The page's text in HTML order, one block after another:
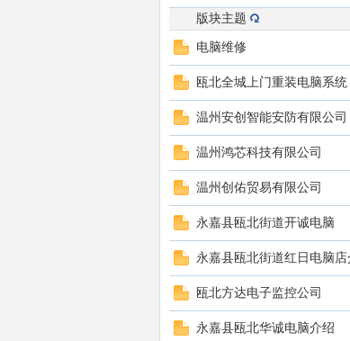
版块主题
电脑维修
瓯北全城上门重装电脑系
温州安创智能安防有限公司
温州鸿芯科技有限公司
温州创佑贸易有限公司
永嘉县瓯北街道开诚电脑
永嘉县瓯北街道红日电脑店
瓯北方达电子监控公司
永嘉县瓯北华诚电脑介绍